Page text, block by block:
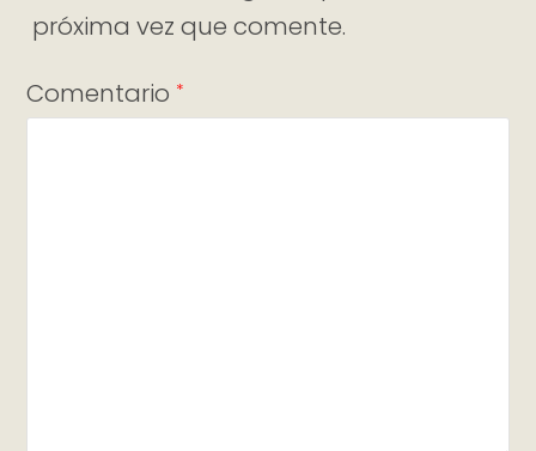
próxima vez que comente.
Comentario *